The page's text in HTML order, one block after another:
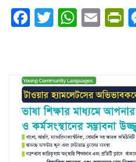
Facebook
Twitter